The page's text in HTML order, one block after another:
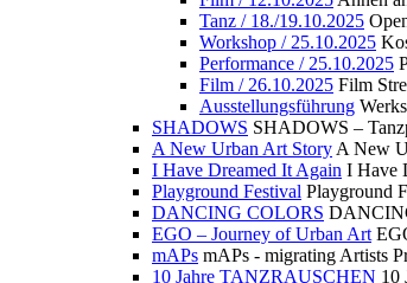
Tanz / 18./19.10.2025
Workshop / 25.10.2025
Performance / 25.10.2025
Film / 26.10.2025 Film
Ausstellungsführung
SHADOWS SHADOWS –
A New Urban Art Story A New
I Have Dreamed It Again I Have
Playground Festival Playground
DANCING COLORS
EGO – Journey of Urban Art
mAPs mAPs - migrating Artists
10 Jahre TANZRAUSCHEN 10